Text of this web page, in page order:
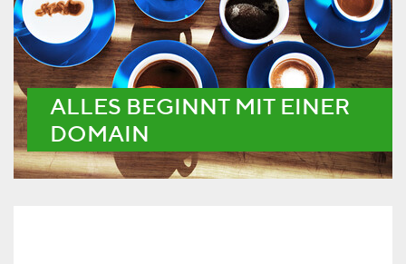
News
about EDIS
ALLES BEGINNT MIT EINER
DOMAIN